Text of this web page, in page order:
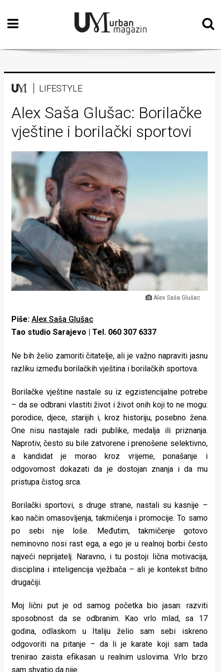
Početna
Vizualne
Teatar
Književnost
Muzika
Intervju
Kolumne
Kultura
Lifestyle
Beauty
Fashion
Zdravlje
stolom
Život
u
pokretu
koje
rade
Urban
Aktivizam
Aktuelnosti
Promo
About
Magazin
LIFESTYLE
Alex Saša Glušac: Borilačke
vještine i borilački sportovi
Alex Saša Glušac
Piše: Alex Saša Glušac
Tao studio Sarajevo | Tel. 060 307 6337
Ne bih želio zamoriti čitatelje, ali je važno napraviti jasnu
razliku između borilačkih vještina i borilačkih sportova.
Borilačke vještine nastale su iz egzistencijalne potrebe
– da se odbrani vlastiti život i život onih koji to ne mogu:
porodice, djece, starijih i, kroz historiju, posebno žena.
One nisu nastajale radi publike, medalja ili priznanja.
Naprotiv, često su bile zatvorene i prenošene selektivno,
a kandidat je morao kroz vrijeme, ponašanje i
odgovornost dokazati da je dostojan znanja i da mu
pristupa čistog srca.
Borilački sportovi, s druge strane, nastali su kasnije –
kao način omasovljenja, takmičenja i promocije. To samo
po sebi nije loše. Međutim, takmičenje gotovo
neminovno nosi rast ega, a ego je u realnoj borbi često
najveći neprijatelj. Naravno, i tu postoji lična motivacija,
disciplina i inteligencija vježbača – ali je kontekst bitno
drugačiji.
Moj lični put je od samog početka bio jasan: razviti
sposobnost da se odbranim. Kao vrlo mlad, sa 17
godina, odlaskom u Italiju želio sam sebi iskreno
odgovoriti na pitanje – da li je karate koji sam tada
trenirao zaista efikasan u realnim uslovima. Vrlo brzo
sam shvatio da nije.